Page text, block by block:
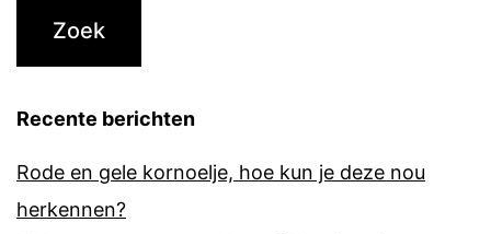
Recente berichten
Rode en gele kornoelje, hoe kun je deze nou
herkennen?